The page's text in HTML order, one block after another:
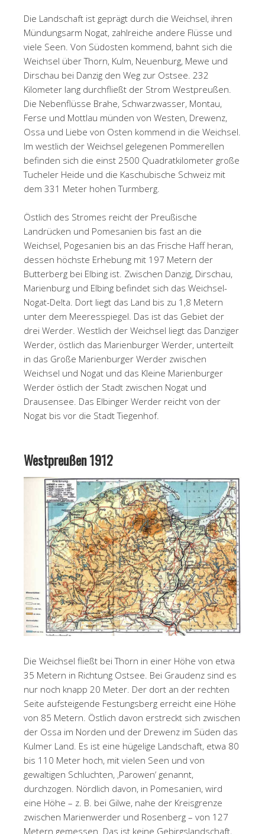
Die Landschaft ist geprägt durch die Weichsel, ihren
Mündungsarm Nogat, zahlreiche andere Flüsse und
viele Seen. Von Südosten kommend, bahnt sich die
Weichsel über Thorn, Kulm, Neuenburg, Mewe und
Dirschau bei Danzig den Weg zur Ostsee. 232
Kilometer lang durchfließt der Strom Westpreußen.
Die Nebenflüsse Brahe, Schwarzwasser, Montau,
Ferse und Mottlau münden von Westen, Drewenz,
Ossa und Liebe von Osten kommend in die Weichsel.
Im westlich der Weichsel gelegenen Pommerellen
befinden sich die einst 2500 Quadratkilometer große
Tucheler Heide und die Kaschubische Schweiz mit
dem 331 Meter hohen Turmberg.
Östlich des Stromes reicht der Preußische
Landrücken und Pomesanien bis fast an die
Weichsel, Pogesanien bis an das Frische Haff heran,
dessen höchste Erhebung mit 197 Metern der
Butterberg bei Elbing ist. Zwischen Danzig, Dirschau,
Marienburg und Elbing befindet sich das Weichsel-
Nogat-Delta. Dort liegt das Land bis zu 1,8 Metern
unter dem Meeresspiegel. Das ist das Gebiet der
drei Werder. Westlich der Weichsel liegt das Danziger
Werder, östlich das Marienburger Werder, unterteilt
in das Große Marienburger Werder zwischen
Weichsel und Nogat und das Kleine Marienburger
Werder östlich der Stadt zwischen Nogat und
Drausensee. Das Elbinger Werder reicht von der
Nogat bis vor die Stadt Tiegenhof.
Westpreußen 1912
Die Weichsel fließt bei Thorn in einer Höhe von etwa
35 Metern in Richtung Ostsee. Bei Graudenz sind es
nur noch knapp 20 Meter. Der dort an der rechten
Seite aufsteigende Festungsberg erreicht eine Höhe
von 85 Metern. Östlich davon erstreckt sich zwischen
der Ossa im Norden und der Drewenz im Süden das
Kulmer Land. Es ist eine hügelige Landschaft, etwa 80
bis 110 Meter hoch, mit vielen Seen und von
gewaltigen Schluchten, ‚Parowen‘ genannt,
durchzogen. Nördlich davon, in Pomesanien, wird
eine Höhe – z. B. bei Gilwe, nahe der Kreisgrenze
zwischen Marienwerder und Rosenberg – von 127
Metern gemessen. Das ist keine Gebirgslandschaft,